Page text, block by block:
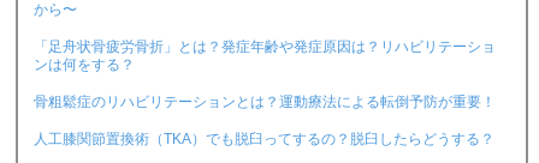
から〜
「足舟状骨疲労骨折」とは？発症年齢や発症原因は？リハビリテーショ
ンは何をする？
骨粗鬆症のリハビリテーションとは？運動療法による転倒予防が重要！
人工膝関節置換術（TKA）でも脱臼ってするの？脱臼したらどうする？